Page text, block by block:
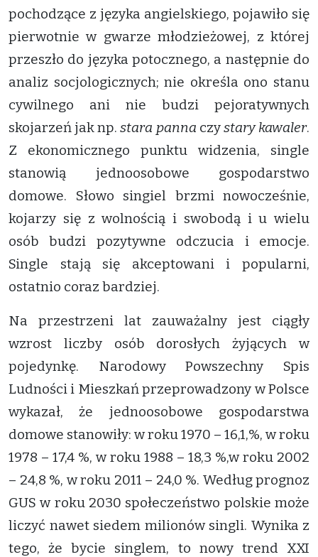
pochodzące z języka angielskiego, pojawiło się
pierwotnie w gwarze młodzieżowej, z której
przeszło do języka potocznego, a następnie do
analiz socjologicznych; nie określa ono stanu
cywilnego ani nie budzi pejoratywnych
skojarzeń jak np.stara panna czystary kawaler.
Z ekonomicznego punktu widzenia, single
stanowią jednoosobowe gospodarstwo
domowe. Słowo singiel brzmi nowocześnie,
kojarzy się z wolnością i swobodą i u wielu
osób budzi pozytywne odczucia i emocje.
Single stają się akceptowani i popularni,
ostatnio coraz bardziej.
Na przestrzeni lat zauważalny jest ciągły
wzrost liczby osób dorosłych żyjących w
pojedynkę. Narodowy Powszechny Spis
Ludności i Mieszkań przeprowadzony w Polsce
wykazał, że jednoosobowe gospodarstwa
domowe stanowiły: w roku 1970 – 16,1,%, w roku
1978 – 17,4 %, w roku 1988 – 18,3 %,w roku 2002
– 24,8 %, w roku 2011 – 24,0 %. Według prognoz
GUS w roku 2030 społeczeństwo polskie może
liczyć nawet siedem milionów singli. Wynika z
tego, że bycie singlem, to nowy trend XXI